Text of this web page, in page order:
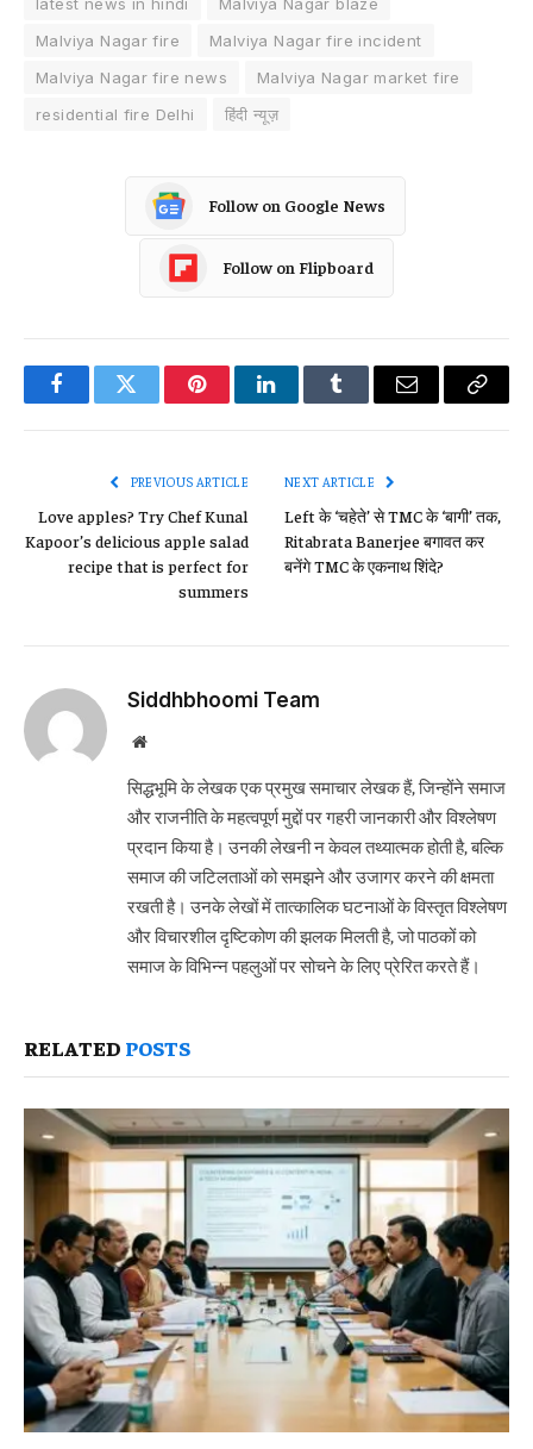
Malviya Nagar fire
Malviya Nagar fire incident
Malviya Nagar fire news
Malviya Nagar market fire
residential fire Delhi
हिंदी न्यूज़
Follow on Google News
Follow on Flipboard
FacebookTwitter PinterestLinkedInTumblr Email
Copy
PREVIOUS ARTICLE
Love apples? Try Chef Kunal
Kapoor’s delicious apple salad
recipe that is perfect for
summers
NEXT ARTICLE
Left के ‘चहेते’ से TMC के ‘बागी’ तक,
Ritabrata Banerjee बगावत कर
बनेंगे TMC के एकनाथ शिंदे?
Siddhbhoomi Team
Website
सिद्धभूमि के लेखक एक प्रमुख समाचार लेखक हैं, जिन्होंने समाज
और राजनीति के महत्वपूर्ण मुद्दों पर गहरी जानकारी और विश्लेषण
प्रदान किया है। उनकी लेखनी न केवल तथ्यात्मक होती है, बल्कि
समाज की जटिलताओं को समझने और उजागर करने की क्षमता
रखती है। उनके लेखों में तात्कालिक घटनाओं के विस्तृत विश्लेषण
और विचारशील दृष्टिकोण की झलक मिलती है, जो पाठकों को
समाज के विभिन्न पहलुओं पर सोचने के लिए प्रेरित करते हैं।
RELATED POSTS